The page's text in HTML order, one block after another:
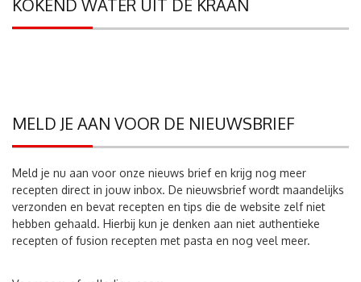
KOKEND WATER UIT DE KRAAN
MELD JE AAN VOOR DE NIEUWSBRIEF
Meld je nu aan voor onze nieuws brief en krijg nog meer
recepten direct in jouw inbox. De nieuwsbrief wordt maandelijks
verzonden en bevat recepten en tips die de website zelf niet
hebben gehaald. Hierbij kun je denken aan niet authentieke
recepten of fusion recepten met pasta en nog veel meer.